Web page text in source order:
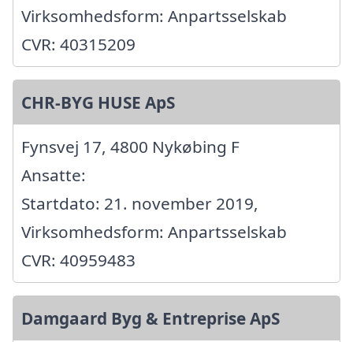
Virksomhedsform: Anpartsselskab
CVR: 40315209
CHR-BYG HUSE ApS
Fynsvej 17, 4800 Nykøbing F
Ansatte:
Startdato: 21. november 2019,
Virksomhedsform: Anpartsselskab
CVR: 40959483
Damgaard Byg & Entreprise ApS